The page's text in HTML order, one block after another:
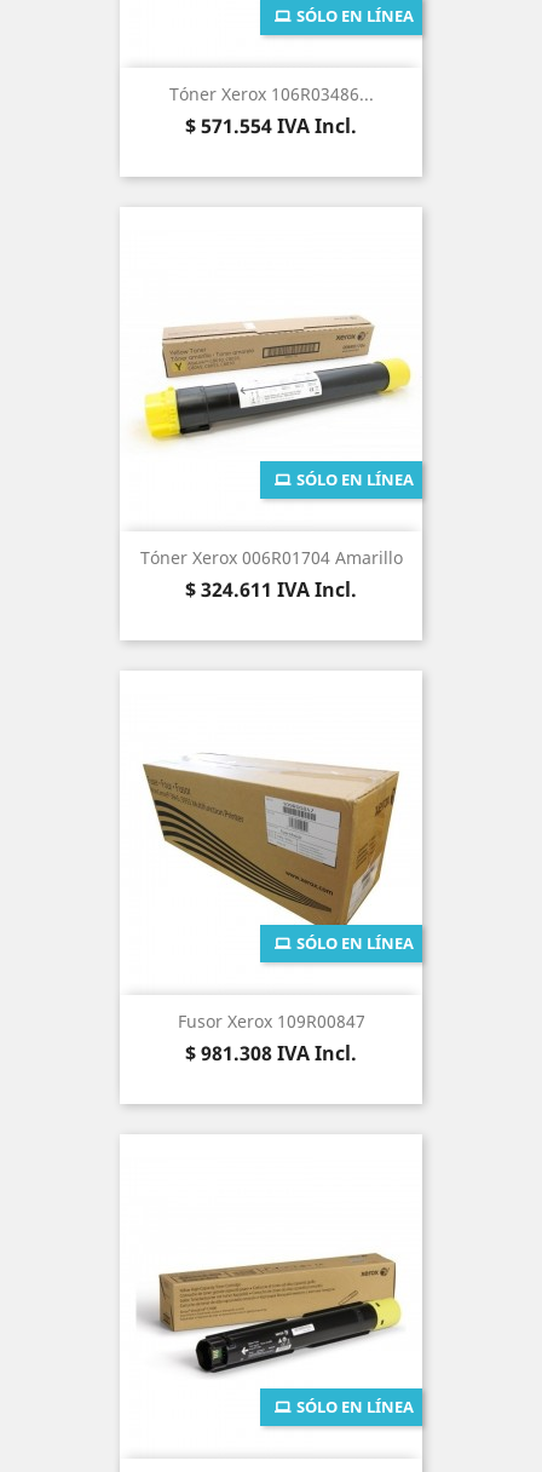
Tóner Xerox 106R03486...
Precio
$ 571.554IVA Incl.
SÓLO EN LÍNEA
Tóner Xerox 006R01704 Amarillo
Precio
$ 324.611 IVA Incl.
SÓLO EN LÍNEA
Fusor Xerox 109R00847
Precio
$ 981.308IVA Incl.
SÓLO EN LÍNEA
SÓLO EN LÍNEA